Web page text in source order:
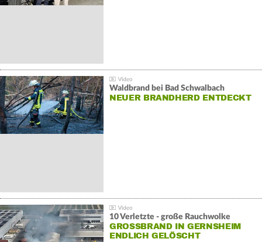
Waldbrand bei Bad Schwalbach
NEUER BRANDHERD ENTDECKT
10 Verletzte - große Rauchwolke
GROSSBRAND IN GERNSHEIM E
NDLICH GELÖSCHT